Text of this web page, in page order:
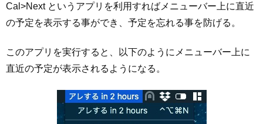
Cal>Next というアプリを利用すればメニューバー上に直近
の予定を表示する事ができ、予定を忘れる事を防げる。
このアプリを実行すると、以下のようにメニューバー上に
直近の予定が表示されるようになる。